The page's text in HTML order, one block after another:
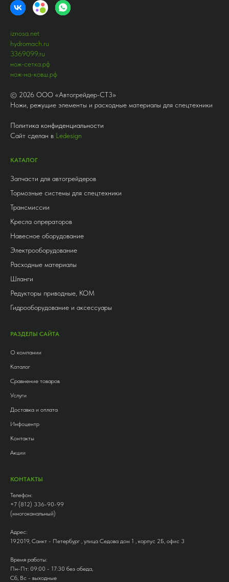
iznosa.net
hydromach.ru
3369099.ru
нож-сетка.рф
нож-на-ковш.рф
© 2026 ООО «Автогрейдер-СТ3»
Ножи, режущие элементы и расходные материалы для спецтехники
Политика конфиденциальности
Сайт сделан в Ledesign
КАТАЛОГ
Запчасти для автогрейдеров
Тормозные системы для спецтехники
Трансмиссии
Кресла опрераторов
Навесное оборудование
Электрооборудование
Расходные материалы
Шланги
Редукторы приводные, КОМ
Гидрооборудование и аксессуары
РАЗДЕЛЫ САЙТА
О компании
Каталог
Сравнение товаров
Услуги
Доставка и оплата
Инфоцентр
Контакты
Акции
КОНТАКТЫ
Телефон:
+7 (812) 336-90-99
(многоканальный)
Адрес:
192019, Санкт - Петербург , улица Седова дом 1 , корпус 2Б, офис 3
Время работы:
Пн-Пт: 09:00 - 17:30 без обеда,
Сб, Вс - выходные